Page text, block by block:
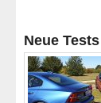
Neue